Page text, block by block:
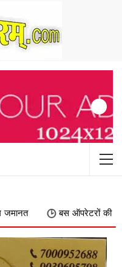
बस ऑपरेटरों की मांग पर सरकार